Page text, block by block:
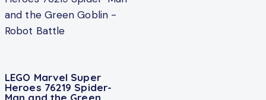
LEGO Marvel Super
Heroes 76219 Spider-